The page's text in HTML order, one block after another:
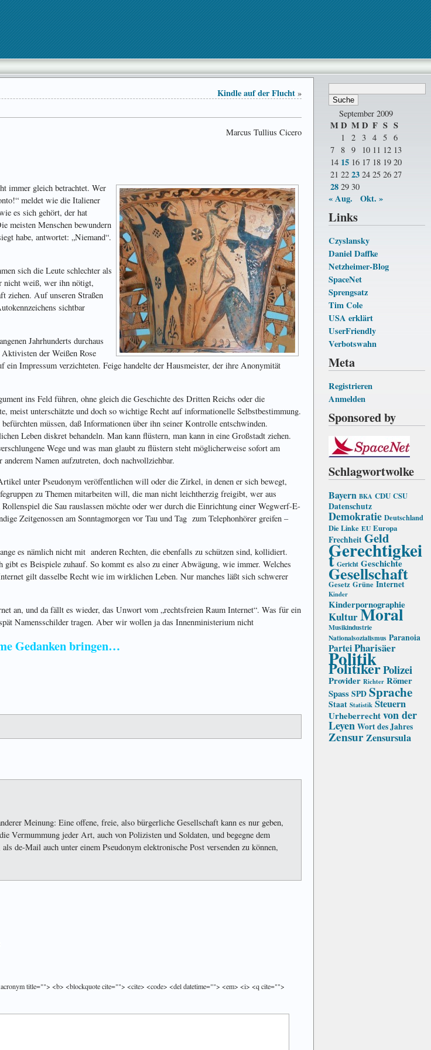
September 2009
MD MD F S S
1 2 3 4 5 6
7 8 9 10 11 12 13
14 15 16 17 18 19 20
21 22 23 24 25 26 27
28 29 30
« Aug. Okt. »
Links
Czyslansky
Daniel Daffke
Netzheimer-Blog
SpaceNet
Sprengsatz
Tim Cole
USA erklärt
UserFriendly
Verbotswahn
Meta
Registrieren
Anmelden
Sponsored by
Schlagwortwolke
Bayern BKA CDU CSU
Datenschutz
Demokratie Deutschland
Die Linke EU Europa
Frechheit Geld
Gerechtigkei
t Gericht Geschichte
Gesellschaft
Gesetz Grüne Internet
Kinder
Kinderpornographie
KulturMoral
Musikindustrie
Nationalsozialismus Paranoia
ParteiPharisäer
Politik
PolitikerPolizei
Provider Richter Römer
Spass SPD Sprache
Staat Statistik Steuern
Urheberrechtvon der
Leyen Wort des Jahres
ZensurZensursula
Kindle auf der Flucht »
Marcus Tullius Cicero
immer gleich betrachtet. Wer
meldet wie die Italiener
es sich gehört, der hat
meisten Menschen bewundern
habe, antwortet: „Niemand“.
sich die Leute schlechter als
nicht weiß, wer ihn nötigt,
ziehen. Auf unseren Straßen
sichtbar
Jahrhunderts durchaus
der Weißen Rose
Impressum verzichteten. Feige handelte der Hausmeister, der ihre Anonymität
ins Feld führen, ohne gleich die Geschichte des Dritten Reichs oder die
meist unterschätzte und doch so wichtige Recht auf informationelle Selbstbestimmung.
müssen, daß Informationen über ihn seiner Kontrolle entschwinden.
Leben diskret behandeln. Man kann flüstern, man kann in eine Großstadt ziehen.
Wege und was man glaubt zu flüstern steht möglicherweise sofort am
Namen aufzutreten, doch nachvollziehbar.
unter Pseudonym veröffentlichen will oder die Zirkel, in denen er sich bewegt,
zu Themen mitarbeiten will, die man nicht leichtherzig freigibt, wer aus
die Sau rauslassen möchte oder wer durch die Einrichtung einer Wegwerf-E-
Zeitgenossen am Sonntagmorgen vor Tau und Tag zum Telephonhörer greifen –
es nämlich nicht mit anderen Rechten, die ebenfalls zu schützen sind, kollidiert.
es Beispiele zuhauf. So kommt es also zu einer Abwägung, wie immer. Welches
gilt dasselbe Recht wie im wirklichen Leben. Nur manches läßt sich schwerer
an, und da fällt es wieder, das Unwort vom „rechtsfreien Raum Internet“. Was für ein
Namensschilder tragen. Aber wir wollen ja das Innenministerium nicht
Gedanken bringen…
Meinung: Eine offene, freie, also bürgerliche Gesellschaft kann es nur geben,
Vermummung jeder Art, auch von Polizisten und Soldaten, und begegne dem
de-Mail auch unter einem Pseudonym elektronische Post versenden zu können,
title=""> <b> <blockquote cite=""> <cite> <code> <del datetime=""> <em> <i> <q cite="">